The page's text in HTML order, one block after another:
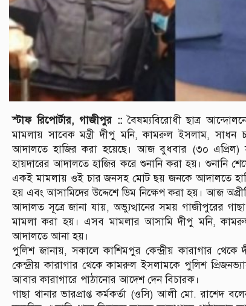
স্টাফ রিপোর্টার, গাজীপুর :: বৈষম্যবিরোধী ছাত্র
মামলায় সাবেক মন্ত্রী দীপু মনি, কামরুল ইসলাম, সাধন
আদালতে হাজির করা হয়েছে। আজ বুধবার (৩০ এপ্রিল)
হায়দারের আদালতে হাজির করে শুনানি করা হয়। শুনানি
একই মামলায় ওই চার জনসহ মোট ছয় জনকে আদালতে
হয় এবং আসামিদের উদ্দেশে ডিম নিক্ষেপ করা হয়। আজ
আদালত সূত্রে জানা যায়, অভ্যুত্থানের সময় গাজীপুরের
মামলা করা হয়। এসব মামলার আসামি দীপু মনি,
আদালতে আনা হয়।
পুলিশ জানায়, সকালে কাশিমপুর কেন্দ্রীয় কারাগার
কেন্দ্রীয় কারাগার থেকে কামরুল ইসলামকে পুলিশ
আবার কারাগারে পাঠানোর আদেশ দেন বিচারক।
গাছা থানার ভারপ্রাপ্ত কর্মকর্তা (ওসি) আলী মো. রাশেদ